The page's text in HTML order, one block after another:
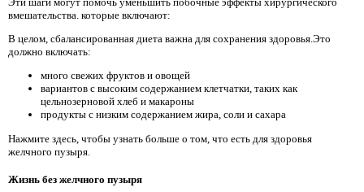
вмешательства. которые включают:
В целом, сбалансированная диета важна для сохранения здоровья.Это
должно включать:
много свежих фруктов и овощей
вариантов с высоким содержанием клетчатки, таких как
цельнозерновой хлеб и макароны
продукты с низким содержанием жира, соли и сахара
Нажмите здесь, чтобы узнать больше о том, что есть для здоровья
желчного пузыря.
Жизнь без желчного пузыря